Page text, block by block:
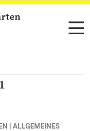
| ALLGEMEINES